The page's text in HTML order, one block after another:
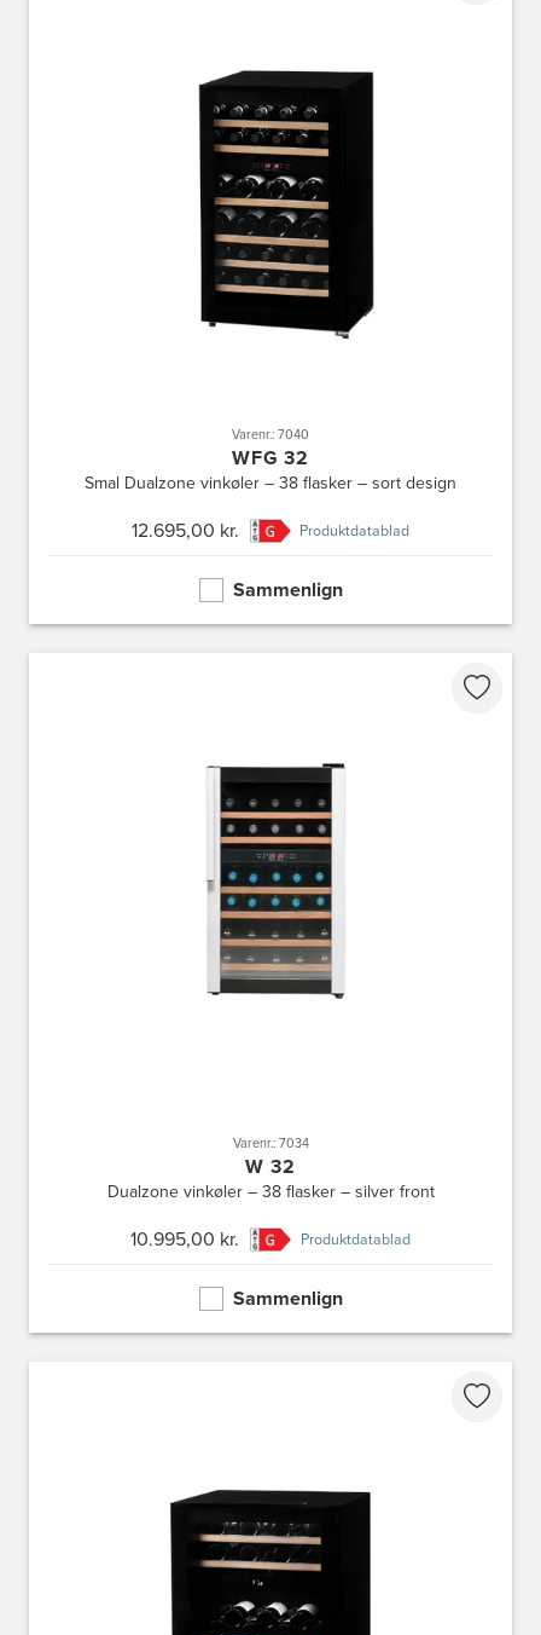
Varenr.: 7040
WFG 32
Smal Dualzone vinkøler – 38 flasker – sort design
12.695,00 kr. Produktdatablad
Sammenlign
Varenr.: 7034
W 32
Dualzone vinkøler – 38 flasker – silver front
10.995,00 kr. Produktdatablad
Sammenlign